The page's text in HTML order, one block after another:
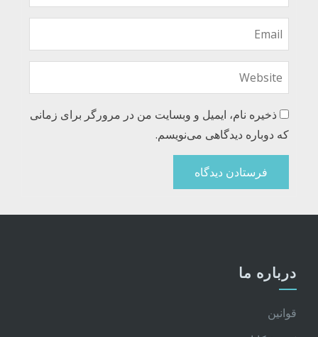
ذخیره نام، ایمیل و وبسایت من در مرورگر برای زمانی
که دوباره دیدگاهی می‌نویسم.
درباره ما
قوانین